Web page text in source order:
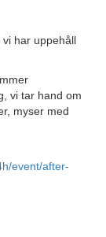
har uppehåll
vi tar hand om
myser med
event/after-